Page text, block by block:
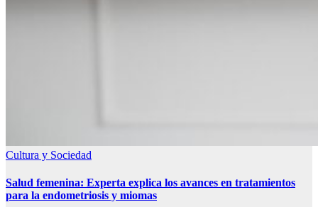
Cultura y Sociedad
Salud femenina: Experta explica los avances en tratamientos
para la endometriosis y miomas